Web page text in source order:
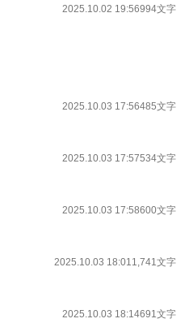
2025.10.02 19:56994文字
2025.10.03 17:56485文字
2025.10.03 17:57534文字
2025.10.03 17:58600文字
2025.10.03 18:011,741文字
2025.10.03 18:14691文字